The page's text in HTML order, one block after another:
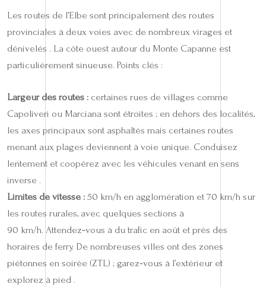
Les routes de l’Elbe sont principalement des routes
provinciales à deux voies avec de nombreux virages et
dénivelés . La côte ouest autour du Monte Capanne est
particulièrement sinueuse. Points clés :
Largeur des routes : certaines rues de villages comme
Capoliveri ou Marciana sont étroites ; en dehors des localités,
les axes principaux sont asphaltés mais certaines routes
menant aux plages deviennent à voie unique. Conduisez
lentement et coopérez avec les véhicules venant en sens
inverse .
Limites de vitesse : 50 km/h en agglomération et 70 km/h sur
les routes rurales, avec quelques sections à
90 km/h. Attendez‑vous à du trafic en août et près des
horaires de ferry. De nombreuses villes ont des zones
piétonnes en soirée (ZTL) ; garez‑vous à l’extérieur et
explorez à pied .